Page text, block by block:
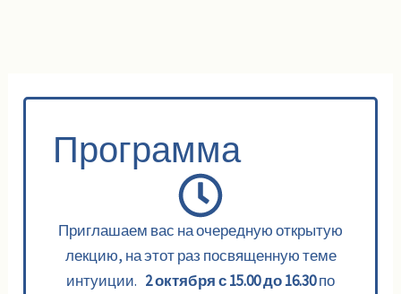
Программа
Приглашаем вас на очередную открытую
лекцию, на этот раз посвященную теме
интуиции. 2 октября с 15.00 до 16.30по